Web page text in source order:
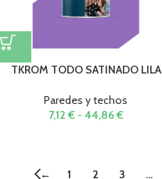
TKROM TODO SATINADO LILA
Paredes y techos
7,12 € - 44,86€
← 1 2 3 …